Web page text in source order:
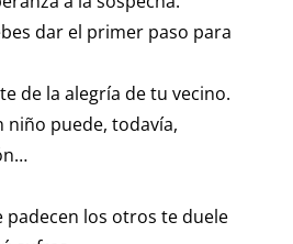
dar el primer paso para
de la alegría de tu vecino.
puede, todavía,
los otros te duele